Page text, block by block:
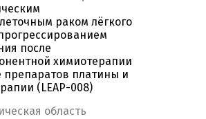
раком лёгкого
после
химиотерапии
препаратов платины и
(LEAP-008)
область